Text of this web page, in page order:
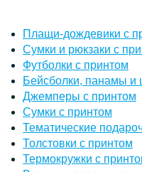
Плащи-дождевики с
Сумки и рюкзаки с
Футболки с принтом
Бейсболки, панамы и
Джемперы с принтом
Сумки с принтом
Тематические
Толстовки с принтом
Термокружки с